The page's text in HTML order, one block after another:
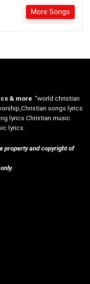
More Songs
& more “world christian
songs lyrics
lyrics Christian music
lyrics.
property and copyright of